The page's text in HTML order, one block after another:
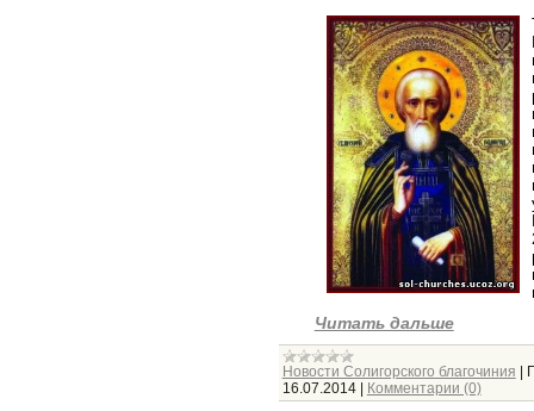
Читать дальше
Новости Солигорского благочиния
16.07.2014
Комментарии (0)